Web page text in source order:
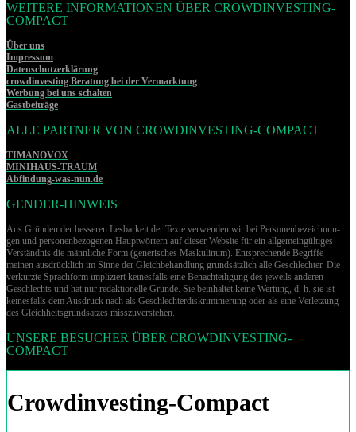
WEITERE INFORMATIONEN ÜBER CROWDINVESTING-
COMPACT
Über uns
Impressum
Datenschutzerklärung
crowdinvesting Beratung bei der Vermarktung
Werbung bei uns schalten
Gastbeiträge
ALLE PARTNER VON CROWDINVESTING-COMPACT
TIMANOVOX
MINIHAUS-TRAUM
Abfindung-was-nun.de
GENDER-HINWEIS
Aus Gründen der besseren Lesbarkeit der Texte verwenden wir bei Per­so­nen­be­zeich­nun­
gen und per­so­nen­be­zo­ge­nen Hauptwörtern auf dieser Website für ein allgemeingültiges
Verständnis die männliche Form (generisches Maskulinum). Entsprechende Begriffe
meinen ausdrücklich im Sinne der Gleichbehandlung grund­sätz­lich alle Geschlechter. Die
verkürzte Sprachform impliziert keinesfalls eine Benachteiligung des jeweils anderen
Geschlechts und hat nur redaktionelle Gründe. Sie beinhaltet keine Wertung, d. h. sie ist
keinesfalls dem Ausdruck nach als Geschlechterdiskriminierung oder als eine Verletzung
des Gleich­heits­grund­sat­zes misszuverstehen.
UNSERE BESUCHER ÜBER CROWDINVESTING-
COMPACT
Crowdinvesting-Compact